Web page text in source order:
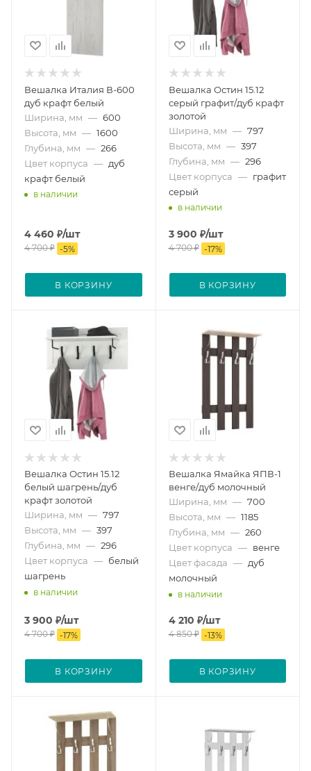
Вешалка Италия В-600
дуб крафт белый
Ширина, мм — 600
Высота, мм — 1600
Глубина, мм — 266
Цвет корпуса — дуб
крафт белый
в наличии
4 460 ₽/шт
4 700₽ -5%
В КОРЗИНУ
Вешалка Остин 15.12
серый графит/дуб крафт
золотой
Ширина, мм — 797
Высота, мм — 397
Глубина, мм — 296
Цвет корпуса — графит
серый
в наличии
3 900 ₽/шт
4 700₽ -17%
В КОРЗИНУ
Вешалка Остин 15.12
белый шагрень/дуб
крафт золотой
Ширина, мм — 797
Высота, мм — 397
Глубина, мм — 296
Цвет корпуса — белый
шагрень
в наличии
3 900 ₽/шт
4 700₽ -17%
В КОРЗИНУ
Вешалка Ямайка ЯПВ-1
венге/дуб молочный
Ширина, мм — 700
Высота, мм — 1185
Глубина, мм — 260
Цвет корпуса — венге
Цвет фасада — дуб
молочный
в наличии
4 210 ₽/шт
4 850₽ -13%
В КОРЗИНУ